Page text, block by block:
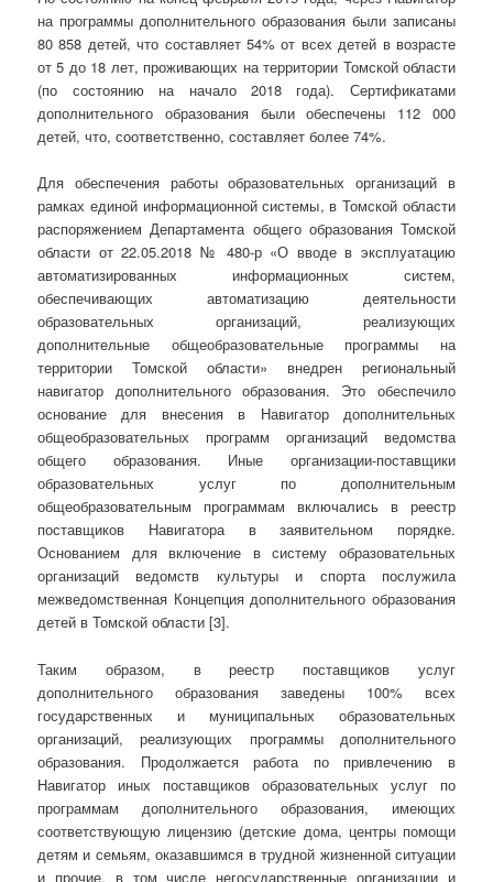
на программы дополнительного образования были записаны
80 858 детей, что составляет 54% от всех детей в возрасте
от 5 до 18 лет, проживающих на территории Томской области
(по состоянию на начало 2018 года). Сертификатами
дополнительного образования были обеспечены 112 000
детей, что, соответственно, составляет более 74%.
Для обеспечения работы образовательных организаций в
рамках единой информационной системы, в Томской области
распоряжением Департамента общего образования Томской
области от 22.05.2018 № 480-р «О вводе в эксплуатацию
автоматизированных информационных систем,
обеспечивающих автоматизацию деятельности
образовательных организаций, реализующих
дополнительные общеобразовательные программы на
территории Томской области» внедрен региональный
навигатор дополнительного образования. Это обеспечило
основание для внесения в Навигатор дополнительных
общеобразовательных программ организаций ведомства
общего образования. Иные организации-поставщики
образовательных услуг по дополнительным
общеобразовательным программам включались в реестр
поставщиков Навигатора в заявительном порядке.
Основанием для включение в систему образовательных
организаций ведомств культуры и спорта послужила
межведомственная Концепция дополнительного образования
детей в Томской области [3].
Таким образом, в реестр поставщиков услуг
дополнительного образования заведены 100% всех
государственных и муниципальных образовательных
организаций, реализующих программы дополнительного
образования. Продолжается работа по привлечению в
Навигатор иных поставщиков образовательных услуг по
программам дополнительного образования, имеющих
соответствующую лицензию (детские дома, центры помощи
детям и семьям, оказавшимся в трудной жизненной ситуации
и прочие, в том числе негосударственные организации и